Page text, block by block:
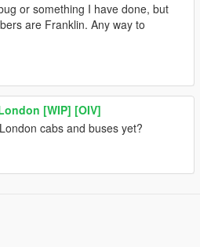
or something I have done, but
are Franklin. Any way to
[WIP] [OIV]
cabs and buses yet?